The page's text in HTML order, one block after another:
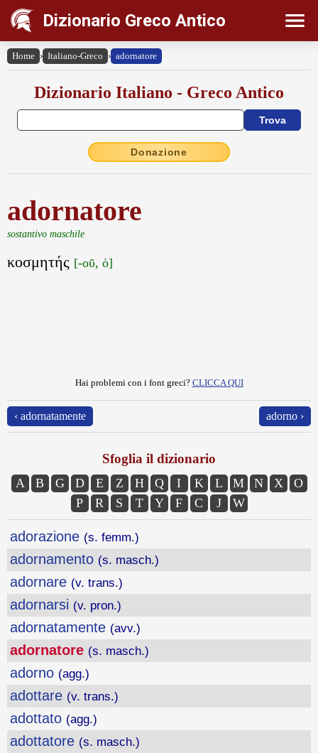
Dizionario Greco Antico
Home › Italiano-Greco › adornatore
Dizionario Italiano - Greco Antico
Donazione
adornatore
sostantivo maschile
κοσμητής [-οῦ, ὁ]
Hai problemi con i font greci? CLICCA QUI
‹ adornatamente adorno ›
Sfoglia il dizionario
A B G D E Z H Q I K L M N X
O
P
R S T Y F C J W
adorazione (s. femm.)
adornamento (s. masch.)
adornare (v. trans.)
adornarsi (v. pron.)
adornatamente (avv.)
adornatore (s. masch.)
adorno (agg.)
adottare (v. trans.)
adottato (agg.)
adottatore (s. masch.)